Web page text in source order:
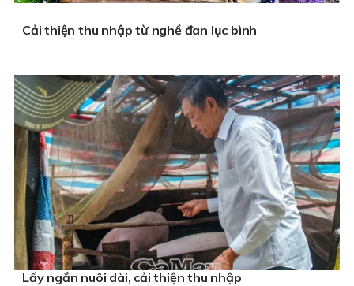
Cải thiện thu nhập từ nghề đan lục bình
Lấy ngắn nuôi dài, cải thiện thu nhập